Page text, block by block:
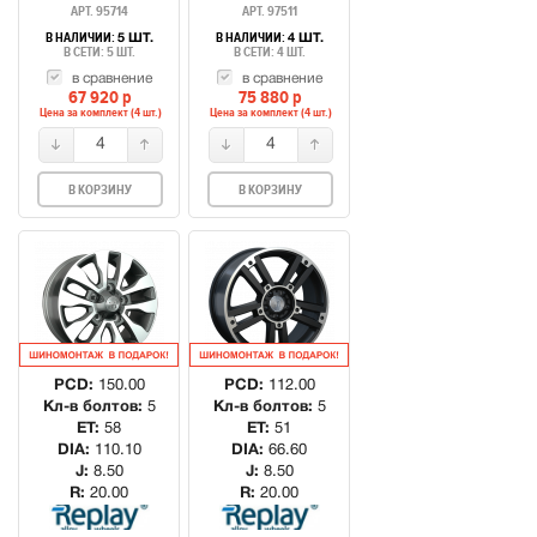
АРТ. 95714
В НАЛИЧИИ: 5 ШТ.
В СЕТИ: 5 ШТ.
в сравнение
67 920p
Цена за комплект (4 шт.)
4
В КОРЗИНУ
АРТ. 97511
В НАЛИЧИИ: 4 ШТ.
В СЕТИ: 4 ШТ.
в сравнение
75 880p
Цена за комплект (4 шт.)
4
В КОРЗИНУ
PCD: 150.00
Кл-в болтов: 5
ET: 58
DIA: 110.10
J: 8.50
R: 20.00
PCD: 112.00
Кл-в болтов: 5
ET: 51
DIA: 66.60
J: 8.50
R: 20.00